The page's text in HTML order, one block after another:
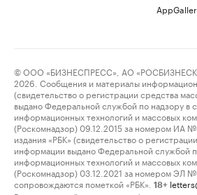
© ООО «БИЗНЕСПРЕСС», АО
2026. Сообщения и материалы
(свидетельство о регистрации средства
выдано Федеральной службой по надзору в
информационных технологий и массовых
(Роскомнадзор) 09.12.2015 за номером ИА
издания «РБК» (свидетельство о
информации выдано Федеральной службой
информационных технологий и массовых
(Роскомнадзор) 03.12.2021 за номером ЭЛ
сопровождаются пометкой «РБК».
18+